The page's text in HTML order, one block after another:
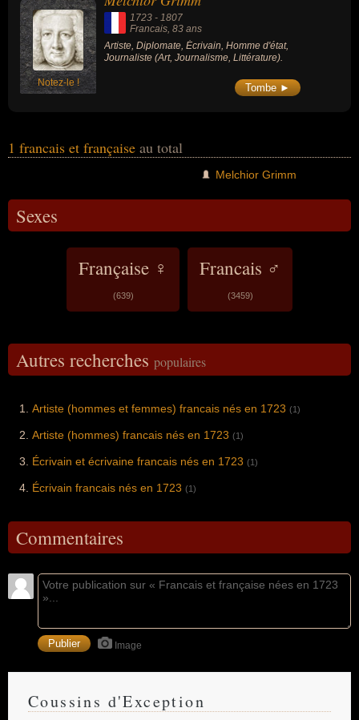
Notez-le !
1723 - 1807
Francais, 83 ans
Artiste, Diplomate, Écrivain, Homme d'état,
Journaliste (Art, Journalisme, Littérature).
Tombe ►
1 francais et française au total
Melchior Grimm
Sexes
Française ♀
(639)
Francais ♂
(3459)
Autres recherches populaires
Artiste (hommes et femmes) francais nés en 1723 (1)
Artiste (hommes) francais nés en 1723 (1)
Écrivain et écrivaine francais nés en 1723 (1)
Écrivain francais nés en 1723 (1)
Commentaires
Image
Coussins d'Exception